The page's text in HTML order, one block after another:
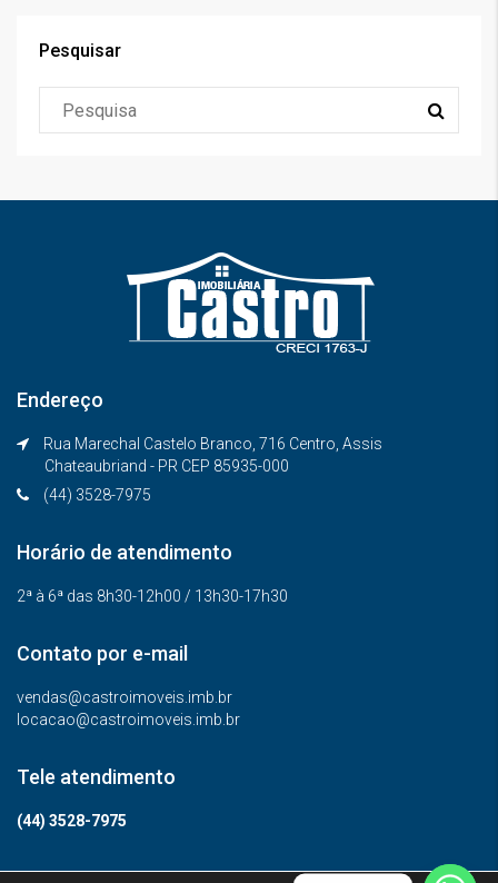
Pesquisar
Endereço
Rua Marechal Castelo Branco, 716 Centro, Assis
Chateaubriand - PR CEP 85935-000
(44) 3528-7975
Horário de atendimento
2ª à 6ª das 8h30-12h00 / 13h30-17h30
Contato por e-mail
vendas@castroimoveis.imb.br
locacao@castroimoveis.imb.br
Tele atendimento
(44) 3528-7975